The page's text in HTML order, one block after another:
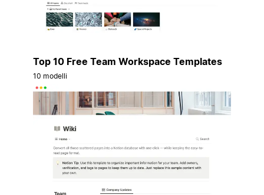
Top 10 Free Team Workspace Templates
10 modelli